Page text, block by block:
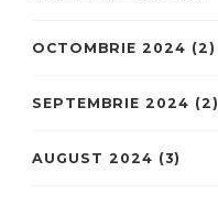
OCTOMBRIE 2024 (2)
SEPTEMBRIE 2024 (2)
AUGUST 2024 (3)